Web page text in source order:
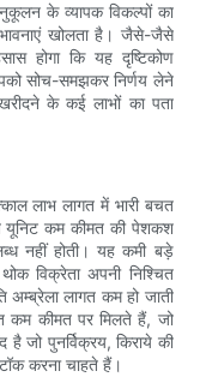
के व्यापक विकल्पों का
खोलता है। जैसे-जैसे
होगा कि यह दृष्टिकोण
सोच-समझकर निर्णय लेने
के कई लाभों का पता
लाभ लागत में भारी बचत
यूनिट कम कीमत की पेशकश
नहीं होती। यह कमी बड़े
विक्रेता अपनी निश्चित
लागत कम हो जाती
कम कीमत पर मिलते हैं, जो
जो पुनर्विक्रय, किराये की
करना चाहते हैं।